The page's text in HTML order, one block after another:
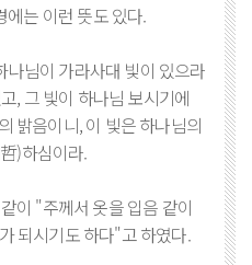
에는 이런 뜻도 있다.
님이 가라사대 빛이 있으라
, 그 빛이 하나님 보시기에
밝음이니, 이 빛은 하나님의
)하심이라.
이 "주께서 옷을 입음 같이
되시기도 하다"고 하였다.